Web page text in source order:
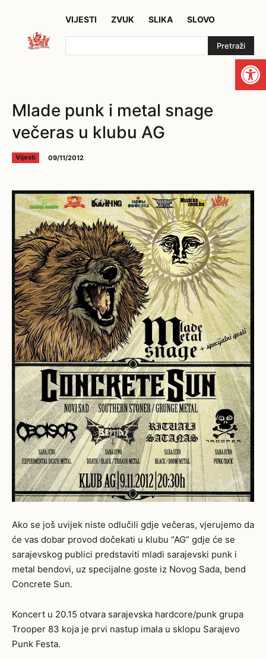
VIJESTI ZVUK SLIKA SLOVO
Pretraži
Mlade punk i metal snage
večeras u klubu AG
Vijesti 09/11/2012
Ako se još uvijek niste odlučili gdje večeras, vjerujemo da
će vas dobar provod dočekati u klubu “AG” gdje će se
sarajevskog publici predstaviti mladi sarajevski punk i
metal bendovi, uz specijalne goste iz Novog Sada, bend
Concrete Sun.
Koncert u 20.15 otvara sarajevska hardcore/punk grupa
Trooper 83 koja je prvi nastup imala u sklopu Sarajevo
Punk Festa.